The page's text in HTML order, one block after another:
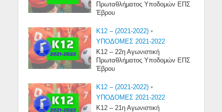
Πρωταθλήματος Υποδομών ΕΠΣ
Έβρου
K12 – (2021-2022) •
ΥΠΟΔΟΜΕΣ 2021-2022
Κ12 – 22η Αγωνιστική
Πρωταθλήματος Υποδομών ΕΠΣ
Έβρου
K12 – (2021-2022) •
ΥΠΟΔΟΜΕΣ 2021-2022
Κ12 – 21η Αγωνιστική